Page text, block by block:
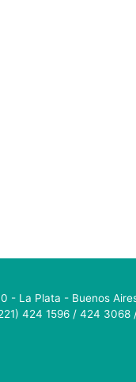
- La Plata - Buenos
424 1596 / 424 3068